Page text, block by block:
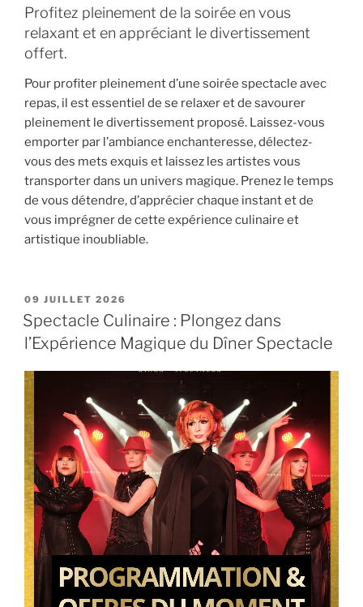
Profitez pleinement de la soirée en vous
relaxant et en appréciant le divertissement
offert.
Pour profiter pleinement d’une soirée spectacle avec
repas, il est essentiel de se relaxer et de savourer
pleinement le divertissement proposé. Laissez-vous
emporter par l’ambiance enchanteresse, délectez-
vous des mets exquis et laissez les artistes vous
transporter dans un univers magique. Prenez le temps
de vous détendre, d’apprécier chaque instant et de
vous imprégner de cette expérience culinaire et
artistique inoubliable.
PUBLIÉ
LE
09 JUILLET 2026
Spectacle Culinaire : Plongez dans
l’Expérience Magique du Dîner Spectacle